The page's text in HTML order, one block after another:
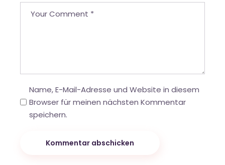
Name, E-Mail-Adresse und Website in diesem
Browser für meinen nächsten Kommentar
speichern.
Kommentar abschicken